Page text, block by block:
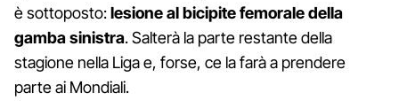
è sottoposto:lesione al bicipite femorale della
gamba sinistra. Salterà la parte restante della
stagione nella Liga e, forse, ce la farà a prendere
parte ai Mondiali.